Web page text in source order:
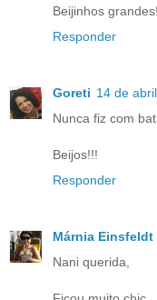
Beijinhos grandes!
Responder
Goreti 14 de
Nunca fiz com
Beijos!!!
Responder
Márnia Einsfeldt
Nani querida,